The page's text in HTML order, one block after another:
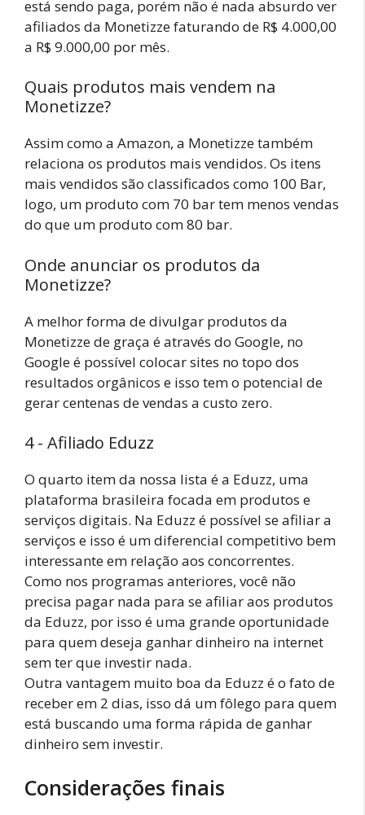
está sendo paga, porém não é nada absurdo ver
afiliados da Monetizze faturando de R$ 4.000,00
a R$ 9.000,00 por mês.
Quais produtos mais vendem na
Monetizze?
Assim como a Amazon, a Monetizze também
relaciona os produtos mais vendidos. Os itens
mais vendidos são classificados como 100 Bar,
logo, um produto com 70 bar tem menos vendas
do que um produto com 80 bar.
Onde anunciar os produtos da
Monetizze?
A melhor forma de divulgar produtos da
Monetizze de graça é através do Google, no
Google é possível colocar sites no topo dos
resultados orgânicos e isso tem o potencial de
gerar centenas de vendas a custo zero.
4 - Afiliado Eduzz
O quarto item da nossa lista é a Eduzz, uma
plataforma brasileira focada em produtos e
serviços digitais. Na Eduzz é possível se afiliar a
serviços e isso é um diferencial competitivo bem
interessante em relação aos concorrentes.
Como nos programas anteriores, você não
precisa pagar nada para se afiliar aos produtos
da Eduzz, por isso é uma grande oportunidade
para quem deseja ganhar dinheiro na internet
sem ter que investir nada.
Outra vantagem muito boa da Eduzz é o fato de
receber em 2 dias, isso dá um fôlego para quem
está buscando uma forma rápida de ganhar
dinheiro sem investir.
Considerações finais